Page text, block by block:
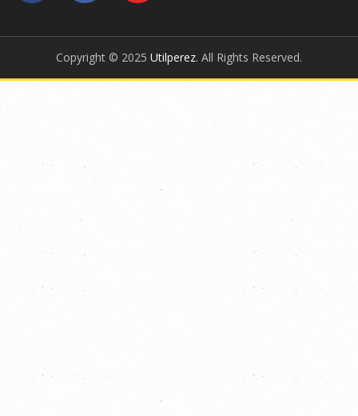
Copyright © 2025 Utilperez. All Rights Reserved.